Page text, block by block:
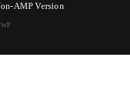
AMP Version